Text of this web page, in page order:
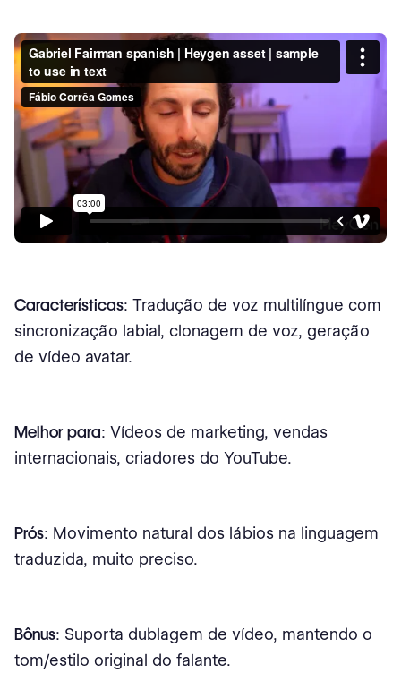
Características: Tradução de voz multilíngue com
sincronização labial, clonagem de voz, geração
de vídeo avatar.
Melhor para: Vídeos de marketing, vendas
internacionais, criadores do YouTube.
Prós: Movimento natural dos lábios na linguagem
traduzida, muito preciso.
Bônus: Suporta dublagem de vídeo, mantendo o
tom/estilo original do falante.